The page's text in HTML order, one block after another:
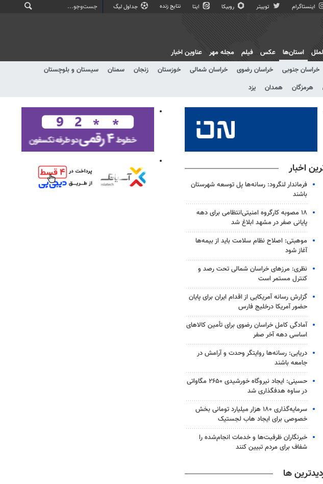
اینستاگرام توییتر روبیکا ایتا نتایج زنده جداول لیگ
استان‌ها
خراسان جنوبی خراسان رضوی خراسان شمالی خوزستان زنجان سمنان
سیستان و بلوچستان
هرمزگان همدان یزد
عکس فیلم مجله مهر عناوین اخبار
اخبار
فرماندار لنگرود: رسانه‌ها پل توسعه شهرستان
باشند
۱۸ مصوبه کارگروه امنیتی‌انتظامی برای دهه
پایانی صفر در مشهد ابلاغ شد
موهبتی: اصلاح نظام سلامت باید از بیمه‌ها
آغاز شود
نظری: مرزهای خراسان شمالی تحت رصد و
کنترل مستمر است
گزارش رسانه آمریکایی از اقدام ایران برای پایان
حضور آمریکا درخلیج فارس
آمادگی کامل خراسان رضوی برای تأمین کالاهای
اساسی دهه آخر صفر
دریایی: رسانه‌ها روایتگر وحدت و آرامش در
جامعه باشند
حسینی: ایجاد نیروگاه خورشیدی ۲۶۵۰ مگاواتی
در ساوه هدفگذاری شد
سرمایه‌گذاری ۱۸۰ هزار میلیارد تومانی بخش
خصوصی برای ایجاد هاب لجستیک
خبرنگاران ظرفیت‌ها و خدمات انجام‌شده را
شفاف برای مردم تبیین کنند
ها